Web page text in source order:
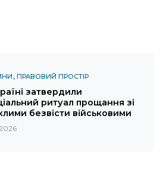
ПРАВОВИЙ ПРОСТІР
затвердили
ритуал прощання зі
безвісти військовими